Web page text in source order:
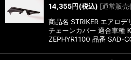
14,355円(税込) [通常販売
商品名 STRIKER エアロ
チェーンカバー 適合車種
ZEPHYR1100 品番 SAD-